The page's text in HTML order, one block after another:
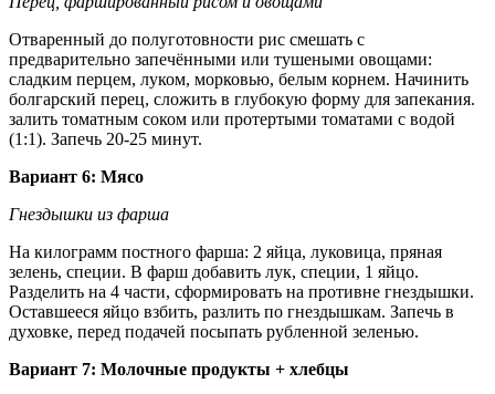
Отваренный до полуготовности рис смешать с
предварительно запечёнными или тушеными овощами:
сладким перцем, луком, морковью, белым корнем. Начинить
болгарский перец, сложить в глубокую форму для запекания.
залить томатным соком или протертыми томатами с водой
(1:1). Запечь 20-25 минут.
Вариант 6: Мясо
Гнездышки из фарша
На килограмм постного фарша: 2 яйца, луковица, пряная
зелень, специи. В фарш добавить лук, специи, 1 яйцо.
Разделить на 4 части, сформировать на противне гнездышки.
Оставшееся яйцо взбить, разлить по гнездышкам. Запечь в
духовке, перед подачей посыпать рубленной зеленью.
Вариант 7: Молочные продукты + хлебцы